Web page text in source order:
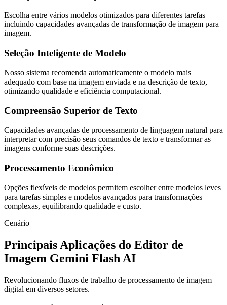
Escolha entre vários modelos otimizados para diferentes tarefas —
incluindo capacidades avançadas de transformação de imagem para
imagem.
Seleção Inteligente de Modelo
Nosso sistema recomenda automaticamente o modelo mais
adequado com base na imagem enviada e na descrição de texto,
otimizando qualidade e eficiência computacional.
Compreensão Superior de Texto
Capacidades avançadas de processamento de linguagem natural para
interpretar com precisão seus comandos de texto e transformar as
imagens conforme suas descrições.
Processamento Econômico
Opções flexíveis de modelos permitem escolher entre modelos leves
para tarefas simples e modelos avançados para transformações
complexas, equilibrando qualidade e custo.
Cenário
Principais Aplicações do Editor de
Imagem Gemini Flash AI
Revolucionando fluxos de trabalho de processamento de imagem
digital em diversos setores.